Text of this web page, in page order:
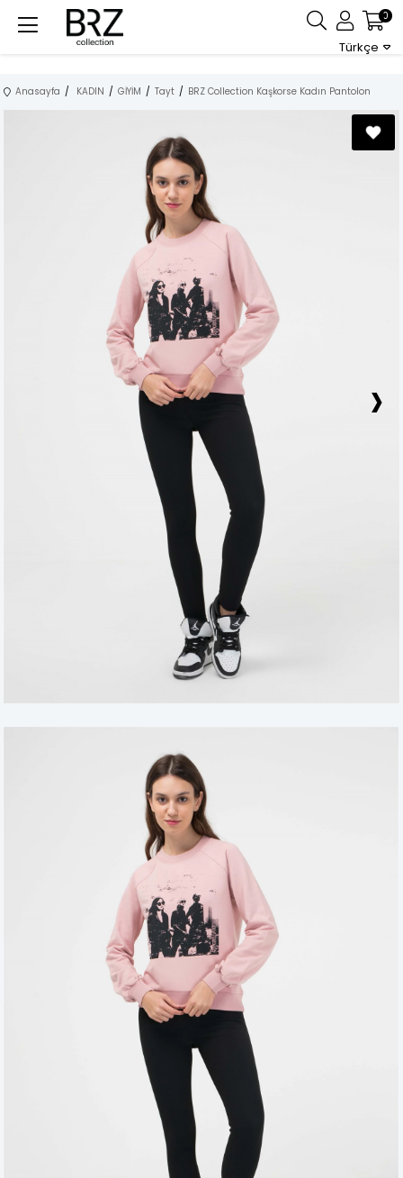
Türkçe
0
Anasayfa KADIN GİYİM Tayt BRZ Collection Kaşkorse Kadın Pantolon
›